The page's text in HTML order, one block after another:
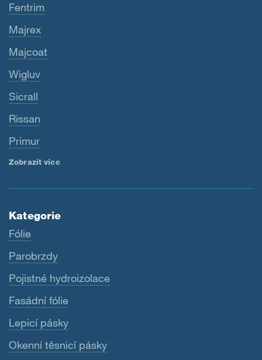
Fentrim
Majrex
Majcoat
Wigluv
Sicrall
Rissan
Primur
Zobrazit více
Kategorie
Fólie
Parobrzdy
Pojistné hydroizolace
Fasádní fólie
Lepicí pásky
Okenní těsnicí pásky